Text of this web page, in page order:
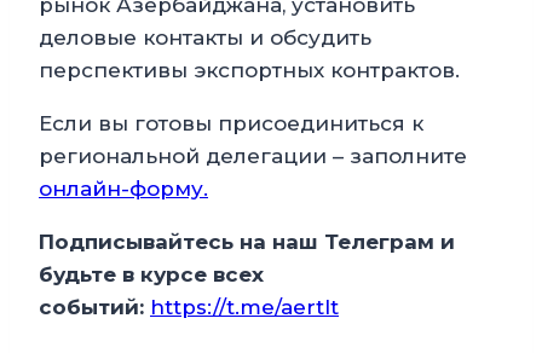
рынок Азербайджана, установить
деловые контакты и обсудить
перспективы экспортных контрактов.
Если вы готовы присоединиться к
региональной делегации – заполните
онлайн-форму.
Подписывайтесь на наш Телеграм и
будьте в курсе всех
событий: https://t.me/aertlt